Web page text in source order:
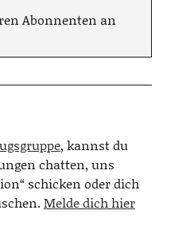
Abonnenten an
, kannst du
chatten, uns
schicken oder dich
Melde dich hier